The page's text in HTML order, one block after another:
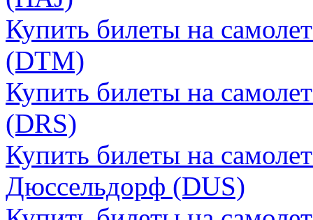
Купить билеты на
(DTM)
Купить билеты на
(DRS)
Купить билеты на
Дюссельдорф (DUS)